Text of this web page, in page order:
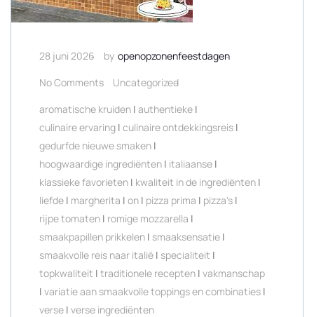
28 juni 2026 by openopzonenfeestdagen
No Comments
Uncategorized
aromatische kruiden | authentieke |
culinaire ervaring | culinaire ontdekkingsreis |
gedurfde nieuwe smaken |
hoogwaardige ingrediënten | italiaanse |
klassieke favorieten | kwaliteit in de ingrediënten |
liefde | margherita | on | pizza prima | pizza's |
rijpe tomaten | romige mozzarella |
smaakpapillen prikkelen | smaaksensatie |
smaakvolle reis naar italië | specialiteit |
topkwaliteit | traditionele recepten | vakmanschap
| variatie aan smaakvolle toppings en combinaties |
verse | verse ingrediënten